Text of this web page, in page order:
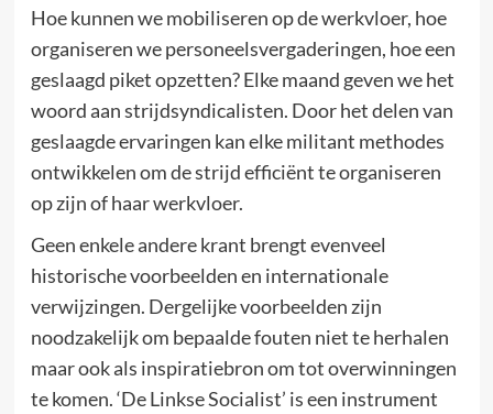
Hoe kunnen we mobiliseren op de werkvloer, hoe
organiseren we personeelsvergaderingen, hoe een
geslaagd piket opzetten? Elke maand geven we het
woord aan strijdsyndicalisten. Door het delen van
geslaagde ervaringen kan elke militant methodes
ontwikkelen om de strijd efficiënt te organiseren
op zijn of haar werkvloer.
Geen enkele andere krant brengt evenveel
historische voorbeelden en internationale
verwijzingen. Dergelijke voorbeelden zijn
noodzakelijk om bepaalde fouten niet te herhalen
maar ook als inspiratiebron om tot overwinningen
te komen. ‘De Linkse Socialist’ is een instrument